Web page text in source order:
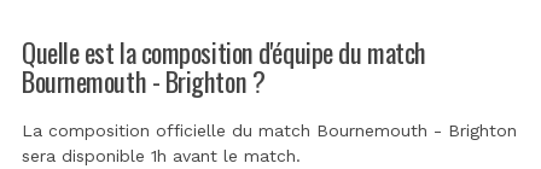
Quelle est la composition d'équipe du match
Bournemouth - Brighton ?
La composition officielle du match Bournemouth - Brighton
sera disponible 1h avant le match.